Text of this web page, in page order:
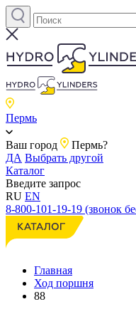
Пермь
Ваш город
Пермь?
ДА Выбрать другой
Каталог
Введите запрос
RU EN
8-800-101-19-19 (звонок
Главная
Ход поршня
88